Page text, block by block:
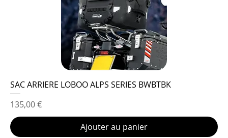
SAC ARRIERE LOBOO ALPS SERIES BWBTBK
Prix
135,00 €
Ajouter au panier